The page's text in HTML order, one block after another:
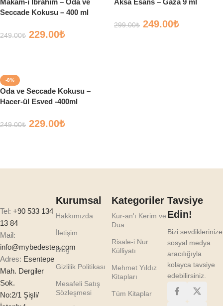
Makam-ı İbrahim – Oda ve
Seccade Kokusu – 400 ml
249.00₺ 229.00₺
Aksa Esans – Gaza 9 ml
299.00₺ 249.00₺
-8%
Oda ve Seccade Kokusu –
Hacer-ül Esved -400ml
249.00₺ 229.00₺
Tel: +90 533 134
13 84
Mail:
info@mybedesten.com
Adres: Esentepe
Mah. Dergiler
Sok.
No:2/1 Şişli/
Kurumsal
Hakkımızda
İletişim
Blog
Gizlilik Politikası
Mesafeli Satış
Sözleşmesi
Kategoriler
Kur-an'ı Kerim ve
Dua
Risale-i Nur
Külliyatı
Mehmet Yıldız
Kitapları
Tüm Kitaplar
Tavsiye
Edin!
Bizi sevdiklerinize
sosyal medya
aracılığıyla
kolayca tavsiye
edebilirsiniz.